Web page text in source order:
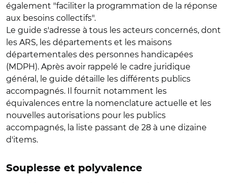
également "faciliter la programmation de la réponse
aux besoins collectifs".
Le guide s'adresse à tous les acteurs concernés, dont
les ARS, les départements et les maisons
départementales des personnes handicapées
(MDPH). Après avoir rappelé le cadre juridique
général, le guide détaille les différents publics
accompagnés. Il fournit notamment les
équivalences entre la nomenclature actuelle et les
nouvelles autorisations pour les publics
accompagnés, la liste passant de 28 à une dizaine
d'items.
Souplesse et polyvalence